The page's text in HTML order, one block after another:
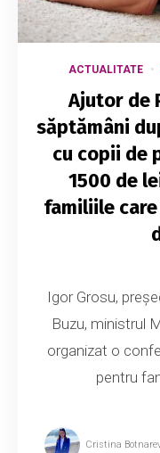
ACTUALITATE
Ajutor de
săptămâni
cu copii de
1500 de
familiile
Igor Grosu,
Buzu, ministrul
organizat o
pentru
Cristina